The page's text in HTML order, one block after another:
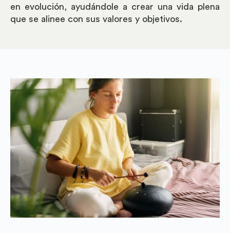
en evolución, ayudándole a crear una vida plena
que se alinee con sus valores y objetivos.